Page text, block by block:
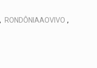
, RONDÔNIAAOVIVO ,